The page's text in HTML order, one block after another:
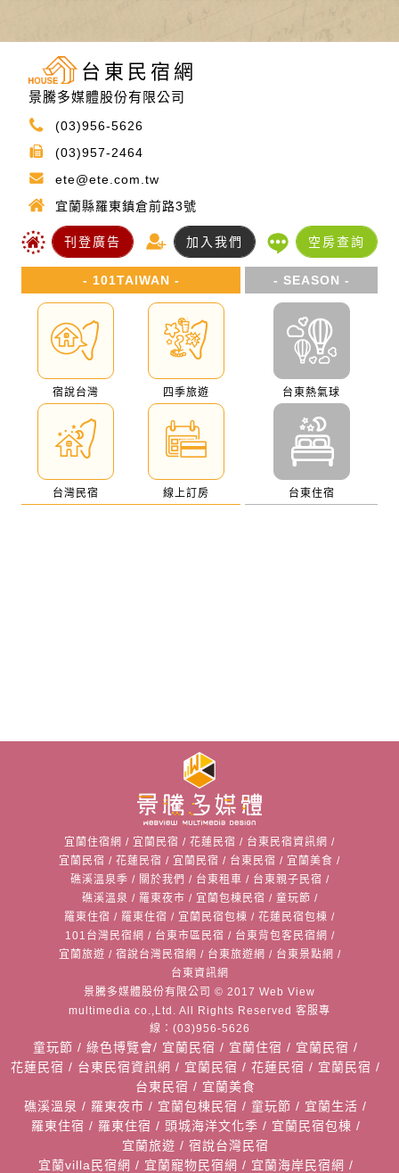
台東民宿網
景騰多媒體股份有限公司
(03)956-5626
(03)957-2464
ete@ete.com.tw
宜蘭縣羅東鎮倉前路3號
刊登廣告 加入我們 空房查詢
- 101TAIWAN -
宿說台灣 四季旅遊
台灣民宿 線上訂房
- SEASON -
台東熱氣球
台東住宿
宜蘭住宿網 / 宜蘭民宿 / 花蓮民宿 / 台東民宿資訊網 /
宜蘭民宿 / 花蓮民宿 / 宜蘭民宿 / 台東民宿 / 宜蘭美食 /
礁溪溫泉季 / 關於我們 / 台東租車 / 台東親子民宿 /
礁溪溫泉 / 羅東夜市 / 宜蘭包棟民宿 / 童玩節 /
羅東住宿 / 羅東住宿 / 宜蘭民宿包棟 / 花蓮民宿包棟 /
101台灣民宿網 / 台東市區民宿 / 台東背包客民宿網 /
宜蘭旅遊 / 宿說台灣民宿網 / 台東旅遊網 / 台東景點網 /
台東資訊網
景騰多媒體股份有限公司 © 2017 Web View
multimedia co.,Ltd. All Rights Reserved 客服專
線：(03)956-5626
童玩節 /綠色博覽會/ 宜蘭民宿 / 宜蘭住宿 / 宜蘭民宿 /
花蓮民宿 / 台東民宿資訊網 / 宜蘭民宿 /花蓮民宿 / 宜蘭民宿 /
台東民宿 / 宜蘭美食
礁溪溫泉 / 羅東夜市 / 宜蘭包棟民宿 /童玩節 / 宜蘭生活 /
羅東住宿 / 羅東住宿 / 頭城海洋文化季 / 宜蘭民宿包棟 /
宜蘭旅遊 /宿說台灣民宿
宜蘭villa民宿網 / 宜蘭寵物民宿網 / 宜蘭海岸民宿網 /